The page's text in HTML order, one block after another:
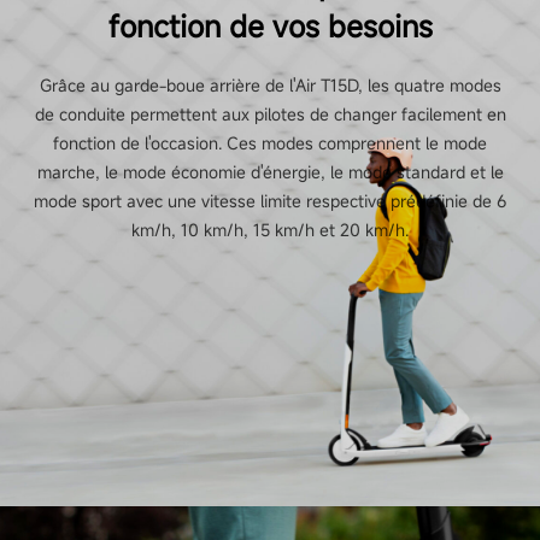
fonction de vos besoins
Grâce au garde-boue arrière de l'Air T15D, les quatre modes
de conduite permettent aux pilotes de changer facilement en
fonction de l'occasion. Ces modes comprennent le mode
marche, le mode économie d'énergie, le mode standard et le
mode sport avec une vitesse limite respective prédéfinie de 6
km/h, 10 km/h, 15 km/h et 20 km/h.